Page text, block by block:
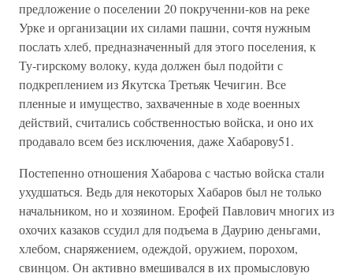
предложение о поселении 20 покрученни-ков на реке
Урке и организации их силами пашни, сочтя нужным
послать хлеб, предназначенный для этого поселения, к
Ту-гирскому волоку, куда должен был подойти с
подкреплением из Якутска Третьяк Чечигин. Все
пленные и имущество, захваченные в ходе военных
действий, считались собственностью войска, и оно их
продавало всем без исключения, даже Хабарову51.
Постепенно отношения Хабарова с частью войска стали
ухудшаться. Ведь для некоторых Хабаров был не только
начальником, но и хозяином. Ерофей Павлович многих из
охочих казаков ссудил для подъема в Даурию деньгами,
хлебом, снаряжением, одеждой, оружием, порохом,
свинцом. Он активно вмешивался в их промысловую